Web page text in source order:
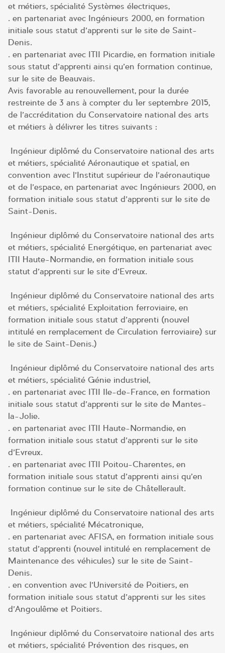
et métiers, spécialité Systèmes électriques,
. en partenariat avec Ingénieurs 2000, en formation
initiale sous statut d’apprenti sur le site de Saint-
Denis.
. en partenariat avec ITII Picardie, en formation initiale
sous statut d’apprenti ainsi qu’en formation continue,
sur le site de Beauvais.
Avis favorable au renouvellement, pour la durée
restreinte de 3 ans à compter du 1er septembre 2015,
de l’accréditation du Conservatoire national des arts
et métiers à délivrer les titres suivants :
Ingénieur diplômé du Conservatoire national des arts
et métiers, spécialité Aéronautique et spatial, en
convention avec l’Institut supérieur de l’aéronautique
et de l’espace, en partenariat avec Ingénieurs 2000, en
formation initiale sous statut d’apprenti sur le site de
Saint-Denis.
Ingénieur diplômé du Conservatoire national des arts
et métiers, spécialité Energétique, en partenariat avec
ITII Haute-Normandie, en formation initiale sous
statut d’apprenti sur le site d’Evreux.
Ingénieur diplômé du Conservatoire national des arts
et métiers, spécialité Exploitation ferroviaire, en
formation initiale sous statut d’apprenti (nouvel
intitulé en remplacement de Circulation ferroviaire) sur
le site de Saint-Denis.)
Ingénieur diplômé du Conservatoire national des arts
et métiers, spécialité Génie industriel,
. en partenariat avec ITII Ile-de-France, en formation
initiale sous statut d’apprenti sur le site de Mantes-
la-Jolie.
. en partenariat avec ITII Haute-Normandie, en
formation initiale sous statut d’apprenti sur le site
d’Evreux.
. en partenariat avec ITII Poitou-Charentes, en
formation initiale sous statut d’apprenti ainsi qu’en
formation continue sur le site de Châtellerault.
Ingénieur diplômé du Conservatoire national des arts
et métiers, spécialité Mécatronique,
. en partenariat avec AFISA, en formation initiale sous
statut d’apprenti (nouvel intitulé en remplacement de
Maintenance des véhicules) sur le site de Saint-
Denis.
. en convention avec l’Université de Poitiers, en
formation initiale sous statut d’apprenti sur les sites
d’Angoulême et Poitiers.
Ingénieur diplômé du Conservatoire national des arts
et métiers, spécialité Prévention des risques, en